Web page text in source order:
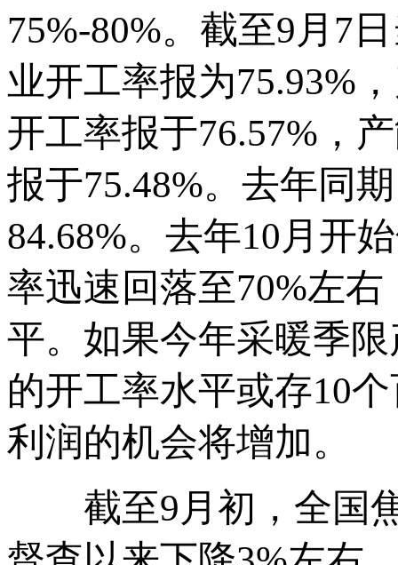
75%-80%。截至9月7
业开工率报为75.93%
开工率报于76.57%，
报于75.48%。去年同
84.68%。去年10月开
率迅速回落至70%左
平。如果今年采暖季
的开工率水平或存10
利润的机会将增加。
截至9月初，全国焦